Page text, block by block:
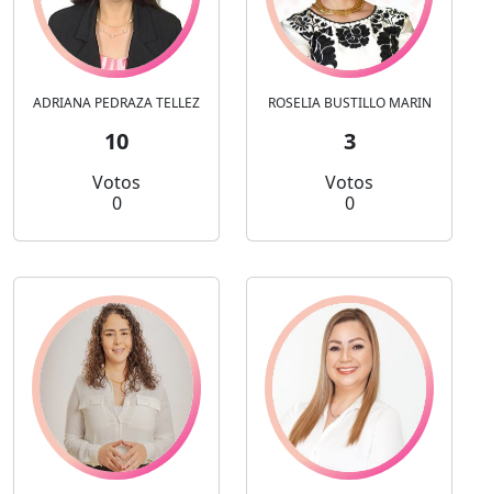
ADRIANA PEDRAZA TELLEZ
10
Votos
0
ROSELIA BUSTILLO MARIN
3
Votos
0